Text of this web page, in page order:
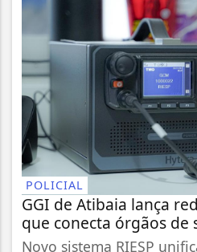
POLICIAL
GGI de Atibaia lança
que conecta órgãos de
Novo sistema RIESP